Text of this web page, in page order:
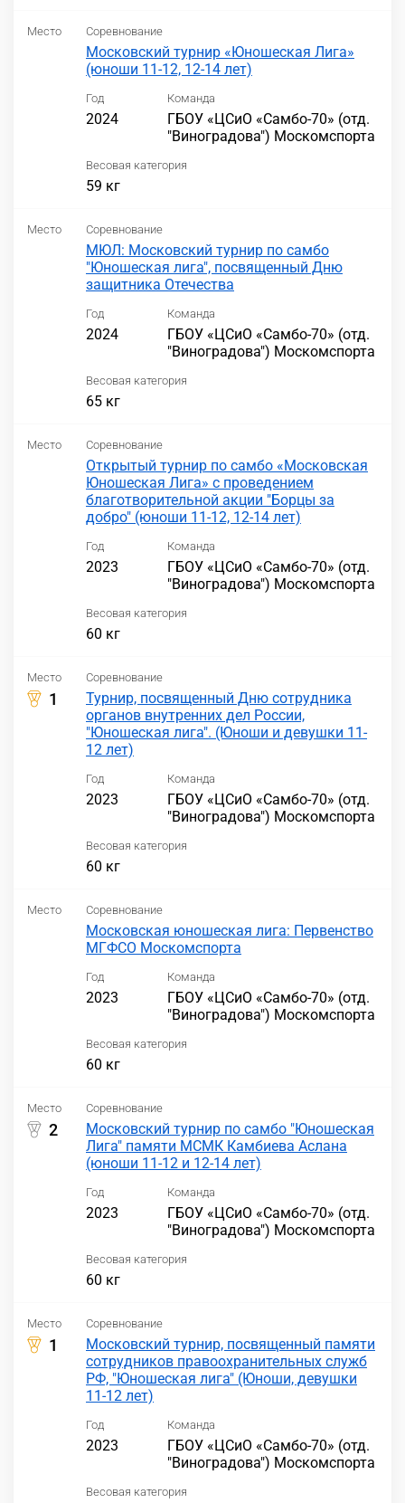
Место Соревнование
Московский турнир «Юношеская Лига»
(юноши 11-12, 12-14 лет)
Год
2024
Команда
ГБОУ «ЦСиО «Самбо-70» (отд.
"Виноградова") Москомспорта
Весовая категория
59 кг
Место Соревнование
МЮЛ: Московский турнир по самбо
"Юношеская лига", посвященный Дню
защитника Отечества
Год
2024
Команда
ГБОУ «ЦСиО «Самбо-70» (отд.
"Виноградова") Москомспорта
Весовая категория
65 кг
Место Соревнование
Открытый турнир по самбо «Московская
Юношеская Лига» с проведением
благотворительной акции "Борцы за
добро" (юноши 11-12, 12-14 лет)
Год
2023
Команда
ГБОУ «ЦСиО «Самбо-70» (отд.
"Виноградова") Москомспорта
Весовая категория
60 кг
Место
1
Соревнование
Турнир, посвященный Дню сотрудника
органов внутренних дел России,
"Юношеская лига". (Юноши и девушки 11-
12 лет)
Год
2023
Команда
ГБОУ «ЦСиО «Самбо-70» (отд.
"Виноградова") Москомспорта
Весовая категория
60 кг
Место Соревнование
Московская юношеская лига: Первенство
МГФСО Москомспорта
Год
2023
Команда
ГБОУ «ЦСиО «Самбо-70» (отд.
"Виноградова") Москомспорта
Весовая категория
60 кг
Место
2
Соревнование
Московский турнир по самбо "Юношеская
Лига" памяти МСМК Камбиева Аслана
(юноши 11-12 и 12-14 лет)
Год
2023
Команда
ГБОУ «ЦСиО «Самбо-70» (отд.
"Виноградова") Москомспорта
Весовая категория
60 кг
Место
1
Соревнование
Московский турнир, посвященный памяти
сотрудников правоохранительных служб
РФ, "Юношеская лига" (Юноши, девушки
11-12 лет)
Год
2023
Команда
ГБОУ «ЦСиО «Самбо-70» (отд.
"Виноградова") Москомспорта
Весовая категория